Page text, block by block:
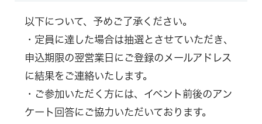
以下について、予めご了承ください。
・定員に達した場合は抽選とさせていただき、
申込期限の翌営業日にご登録のメールアドレス
に結果をご連絡いたします。
・ご参加いただく方には、イベント前後のアン
ケート回答にご協力いただいております。